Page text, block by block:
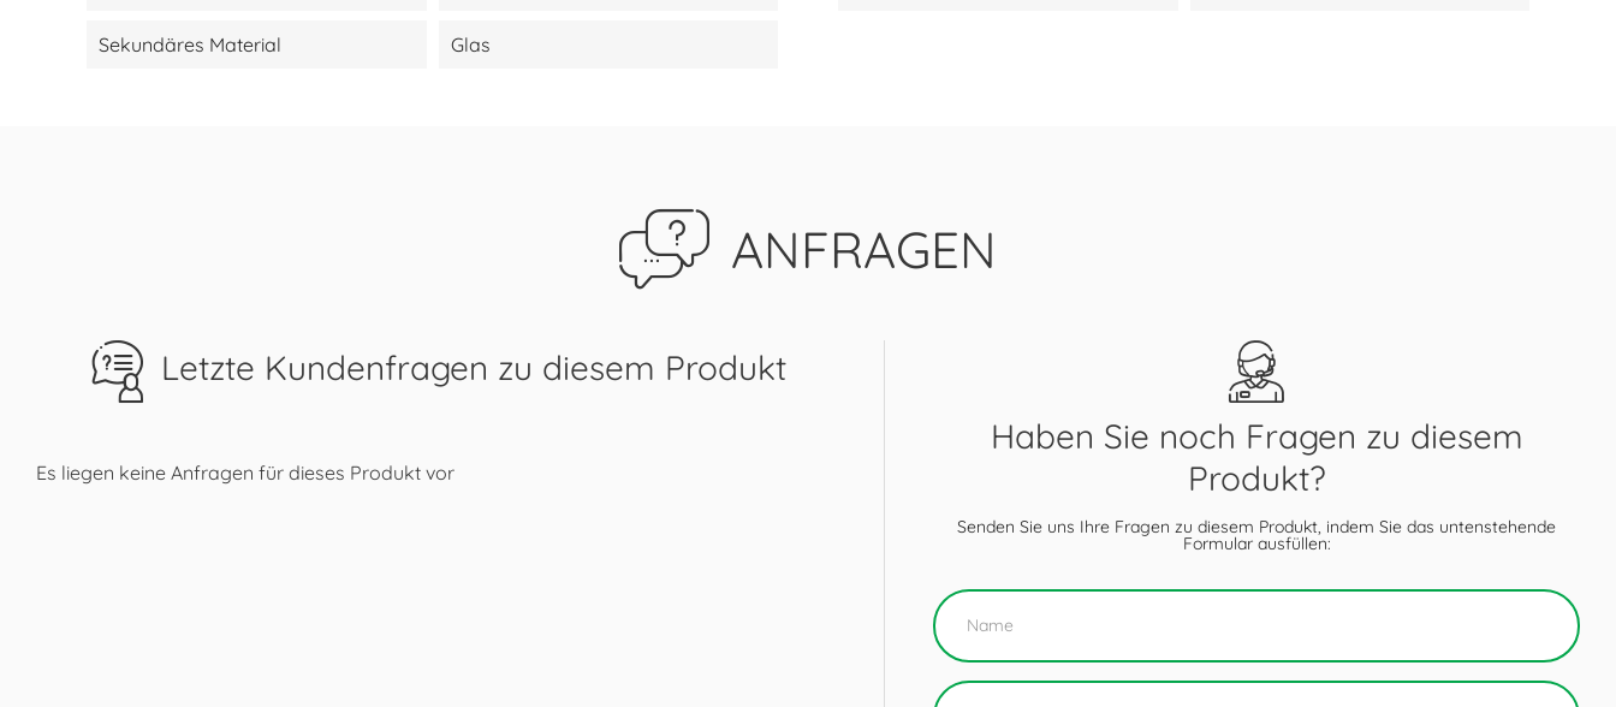
Sekundäres Material Glas
ANFRAGEN
Letzte Kundenfragen zu diesem Produkt
Es liegen keine Anfragen für dieses Produkt vor
Haben Sie noch Fragen zu diesem
Produkt?
Senden Sie uns Ihre Fragen zu diesem Produkt, indem Sie das untenstehende
Formular ausfüllen: